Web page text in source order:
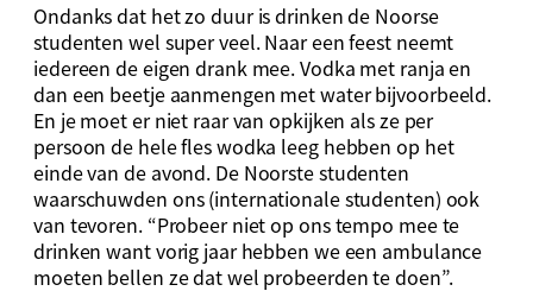
Ondanks dat het zo duur is drinken de Noorse
studenten wel super veel. Naar een feest neemt
iedereen de eigen drank mee. Vodka met ranja en
dan een beetje aanmengen met water bijvoorbeeld.
En je moet er niet raar van opkijken als ze per
persoon de hele fles wodka leeg hebben op het
einde van de avond. De Noorste studenten
waarschuwden ons (internationale studenten) ook
van tevoren. “Probeer niet op ons tempo mee te
drinken want vorig jaar hebben we een ambulance
moeten bellen ze dat wel probeerden te doen”.